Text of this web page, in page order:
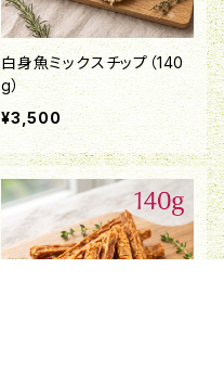
白身魚ミックスチップ（140
g）
¥3,500